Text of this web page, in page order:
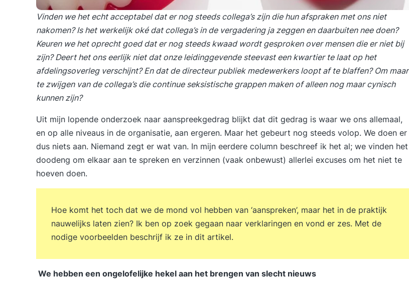
Vinden we het echt acceptabel dat er nog steeds collega’s zijn die hun afspraken met ons niet
nakomen? Is het werkelijk oké dat collega’s in de vergadering ja zeggen en daarbuiten nee doen?
Keuren we het oprecht goed dat er nog steeds kwaad wordt gesproken over mensen die er niet bij
zijn? Deert het ons eerlijk niet dat onze leidinggevende steevast een kwartier te laat op het
afdelingsoverleg verschijnt? En dat de directeur publiek medewerkers loopt af te blaffen? Om maar
te zwijgen van de collega’s die continue seksistische grappen maken of alleen nog maar cynisch
kunnen zijn?
Uit mijn lopende onderzoek naar aanspreekgedrag blijkt dat dit gedrag is waar we ons allemaal,
en op alle niveaus in de organisatie, aan ergeren. Maar het gebeurt nog steeds volop. We doen er
dus niets aan. Niemand zegt er wat van. In mijn eerdere column beschreef ik het al; we vinden het
doodeng om elkaar aan te spreken en verzinnen (vaak onbewust) allerlei excuses om het niet te
hoeven doen.
Hoe komt het toch dat we de mond vol hebben van ‘aanspreken’, maar het in de praktijk
nauwelijks laten zien? Ik ben op zoek gegaan naar verklaringen en vond er zes. Met de
nodige voorbeelden beschrijf ik ze in dit artikel.
We hebben een ongelofelijke hekel aan het brengen van slecht nieuws